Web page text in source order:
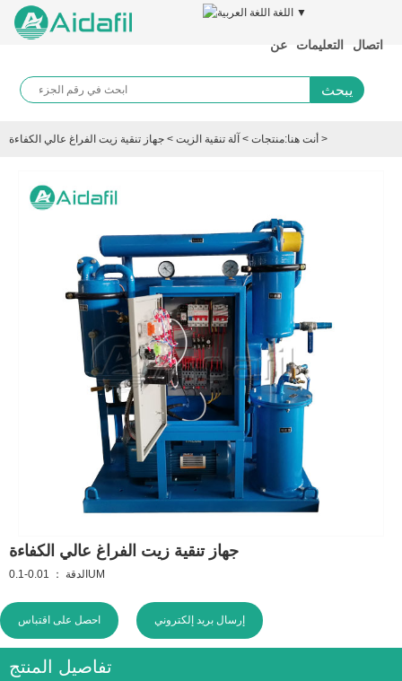
اللغة ▼
عن التعليمات اتصال
يبحث
أنت هنا:منتجات > آلة تنقية الزيت > جهاز تنقية زيت الفراغ عالي الكفاءة >
جهاز تنقية زيت الفراغ عالي الكفاءة
الدقة ： 0.01-0.1UM
احصل على اقتباس إرسال بريد إلكتروني
تفاصيل المنتج